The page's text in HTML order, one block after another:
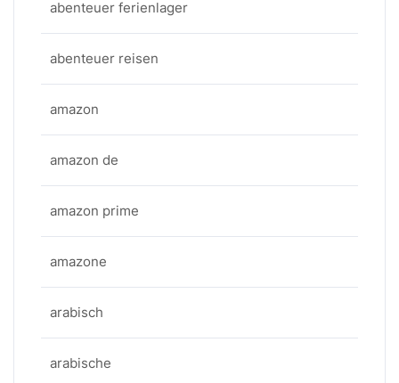
abenteuer ferienlager
abenteuer reisen
amazon
amazon de
amazon prime
amazone
arabisch
arabische